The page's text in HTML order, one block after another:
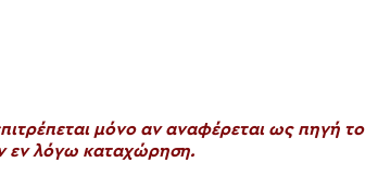
μόνο αν αναφέρεται ως πηγή το
εν λόγω καταχώρηση.